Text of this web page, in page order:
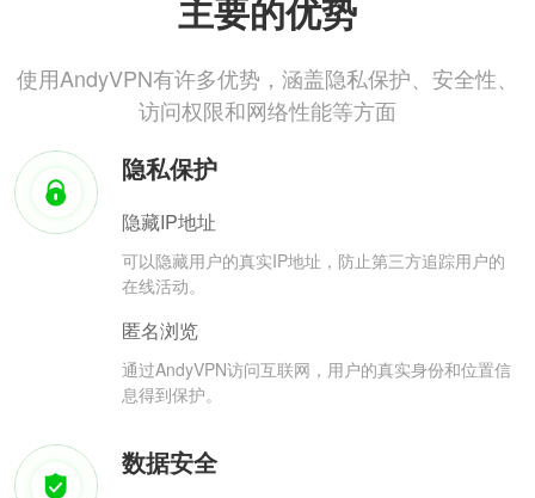
主要的优势
使用AndyVPN有许多优势，涵盖隐私保护、安全性、
访问权限和网络性能等方面
隐私保护
隐藏IP地址
可以隐藏用户的真实IP地址，防止第三方追踪用户的
在线活动。
匿名浏览
通过AndyVPN访问互联网，用户的真实身份和位置信
息得到保护。
数据安全